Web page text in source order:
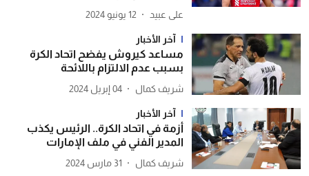
12 يونيو 2024
آخر الأخبار
مساعد كيروش يفضح اتحاد الكرة
بسبب عدم الالتزام باللائحة
شريف كمال 04 إبريل 2024
آخر الأخبار
أزمة في اتحاد الكرة.. الرئيس يكذب
المدير الفني في ملف الإمارات
شريف كمال 31 مارس 2024